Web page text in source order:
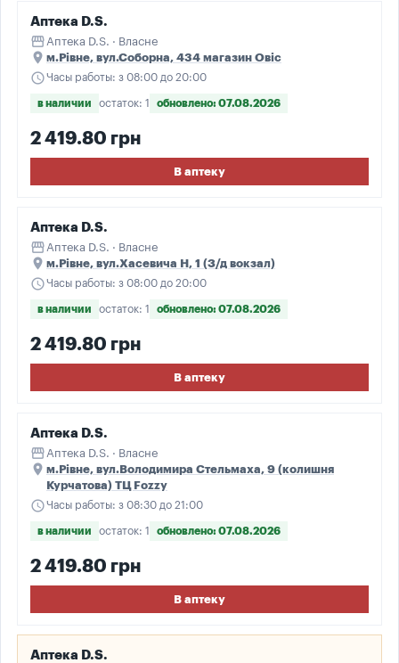
Аптека D.S.
storefront Аптека D.S. · Власне
place м.Рівне, вул.Соборна, 434 магазин Овіс
scheduleЧасы работы: з 08:00 до 20:00
в наличии остаток: 1 обновлено: 07.08.2026
2 419.80 грн
В аптеку
Аптека D.S.
storefront Аптека D.S. · Власне
place м.Рівне, вул.Хасевича Н, 1 (З/д вокзал)
scheduleЧасы работы: з 08:00 до 20:00
в наличии остаток: 1 обновлено: 07.08.2026
2 419.80 грн
В аптеку
Аптека D.S.
storefront Аптека D.S. · Власне
place м.Рівне, вул.Володимира Стельмаха, 9 (колишня
Курчатова) ТЦ Fozzy
scheduleЧасы работы: з 08:30 до 21:00
в наличии остаток: 1 обновлено: 07.08.2026
2 419.80 грн
В аптеку
Аптека D.S.